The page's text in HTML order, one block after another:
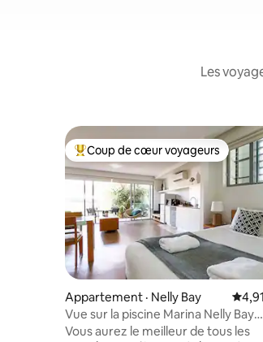
Les
Coup de cœur voyageurs parmi les
Coup de cœur voyageurs
Appartement · Nelly Bay Note
Vue sur la piscine Marina Nelly Bay
Magnetic Island
Vous aurez le meilleur de tous les